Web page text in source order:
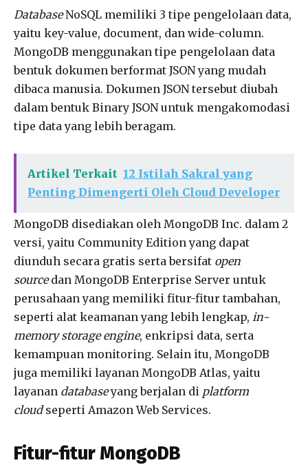
DatabaseNoSQL memiliki 3 tipe pengelolaan data,
yaitu key-value, document, dan wide-column.
MongoDB menggunakan tipe pengelolaan data
bentuk dokumen berformat JSON yang mudah
dibaca manusia. Dokumen JSON tersebut diubah
dalam bentuk Binary JSON untuk mengakomodasi
tipe data yang lebih beragam.
Artikel Terkait 12 Istilah Sakral yang
Penting Dimengerti Oleh Cloud Developer
MongoDB disediakan oleh MongoDB Inc. dalam 2
versi, yaitu Community Edition yang dapat
diunduh secara gratis serta bersifat open
sourcedan MongoDB Enterprise Server untuk
perusahaan yang memiliki fitur-fitur tambahan,
seperti alat keamanan yang lebih lengkap, in-
memory storage engine, enkripsi data, serta
kemampuan monitoring. Selain itu, MongoDB
juga memiliki layanan MongoDB Atlas, yaitu
layanan databaseyang berjalan di platform
cloudseperti Amazon Web Services.
Fitur-fitur MongoDB